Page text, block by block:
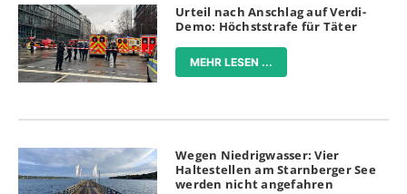
Urteil nach Anschlag auf Verdi-
Demo: Höchststrafe für Täter
MEHR LESEN ...
Wegen Niedrigwasser: Vier
Haltestellen am Starnberger See
werden nicht angefahren